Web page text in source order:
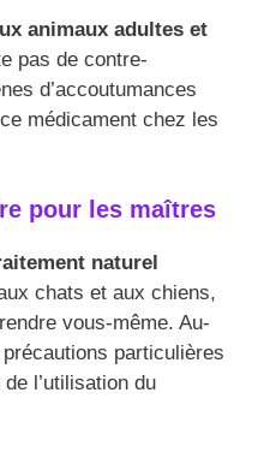
animaux adultes et
pas de contre-
d’accoutumances
médicament chez les
pour les maîtres
naturel
chats et aux chiens,
vous-même. Au-
particulières
l’utilisation du